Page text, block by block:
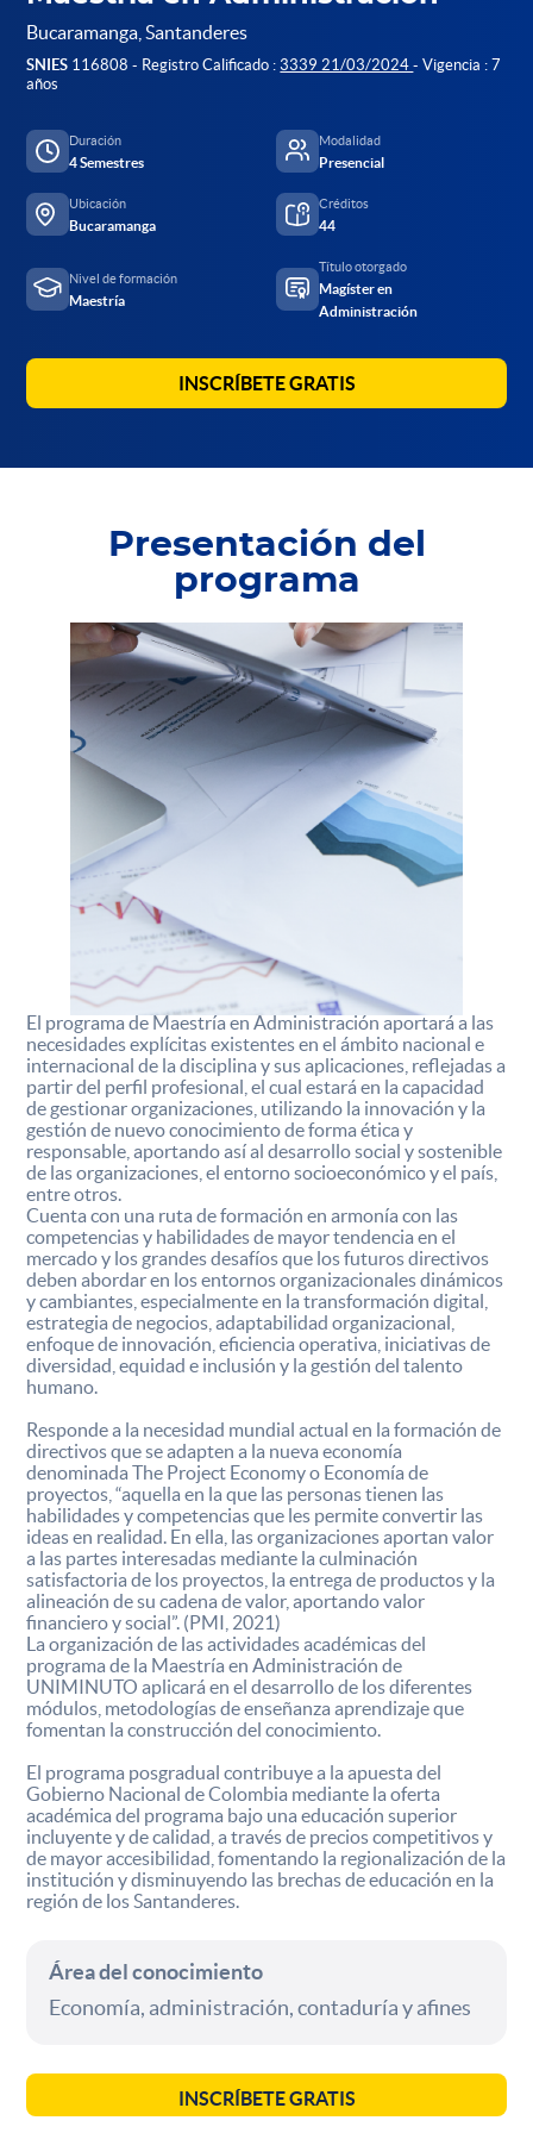
Bucaramanga, Santanderes
SNIES 116808 - Registro Calificado :3339 21/03/2024- Vigencia : 7
años
Duración
4 Semestres
Modalidad
Presencial
Ubicación
Bucaramanga
Créditos
44
Nivel de formación
Maestría
Título otorgado
Magíster en
Administración
INSCRÍBETE GRATIS
Presentación del
programa
El programa de Maestría en Administración aportará a las
necesidades explícitas existentes en el ámbito nacional e
internacional de la disciplina y sus aplicaciones, reflejadas a
partir del perfil profesional, el cual estará en la capacidad
de gestionar organizaciones, utilizando la innovación y la
gestión de nuevo conocimiento de forma ética y
responsable, aportando así al desarrollo social y sostenible
de las organizaciones, el entorno socioeconómico y el país,
entre otros.
Cuenta con una ruta de formación en armonía con las
competencias y habilidades de mayor tendencia en el
mercado y los grandes desafíos que los futuros directivos
deben abordar en los entornos organizacionales dinámicos
y cambiantes, especialmente en la transformación digital,
estrategia de negocios, adaptabilidad organizacional,
enfoque de innovación, eficiencia operativa, iniciativas de
diversidad, equidad e inclusión y la gestión del talento
humano.
Responde a la necesidad mundial actual en la formación de
directivos que se adapten a la nueva economía
denominada The Project Economy o Economía de
proyectos, “aquella en la que las personas tienen las
habilidades y competencias que les permite convertir las
ideas en realidad. En ella, las organizaciones aportan valor
a las partes interesadas mediante la culminación
satisfactoria de los proyectos, la entrega de productos y la
alineación de su cadena de valor, aportando valor
financiero y social”. (PMI, 2021)
La organización de las actividades académicas del
programa de la Maestría en Administración de
UNIMINUTO aplicará en el desarrollo de los diferentes
módulos, metodologías de enseñanza aprendizaje que
fomentan la construcción del conocimiento.
El programa posgradual contribuye a la apuesta del
Gobierno Nacional de Colombia mediante la oferta
académica del programa bajo una educación superior
incluyente y de calidad, a través de precios competitivos y
de mayor accesibilidad, fomentando la regionalización de la
institución y disminuyendo las brechas de educación en la
región de los Santanderes.
Área del conocimiento
Economía, administración, contaduría y afines
INSCRÍBETE GRATIS